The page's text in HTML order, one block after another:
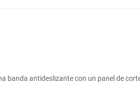
banda antideslizante con un panel de